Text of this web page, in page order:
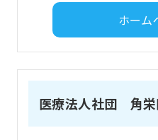
ホーム
医療法人社団 角栄